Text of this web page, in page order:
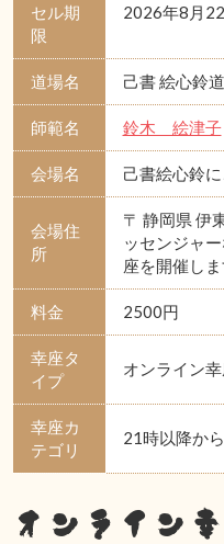
セル期
限
2026年8月
道場名 己書 絵心鈴
師範名 鈴木 絵津子
会場名 己書絵心鈴
会場住
所
〒 静岡県 伊
ッセンジャ
座を開催し
料金 2500円
幸座タ
イプ
オンライン
幸座カ
テゴリ
21時以降か
オンライン